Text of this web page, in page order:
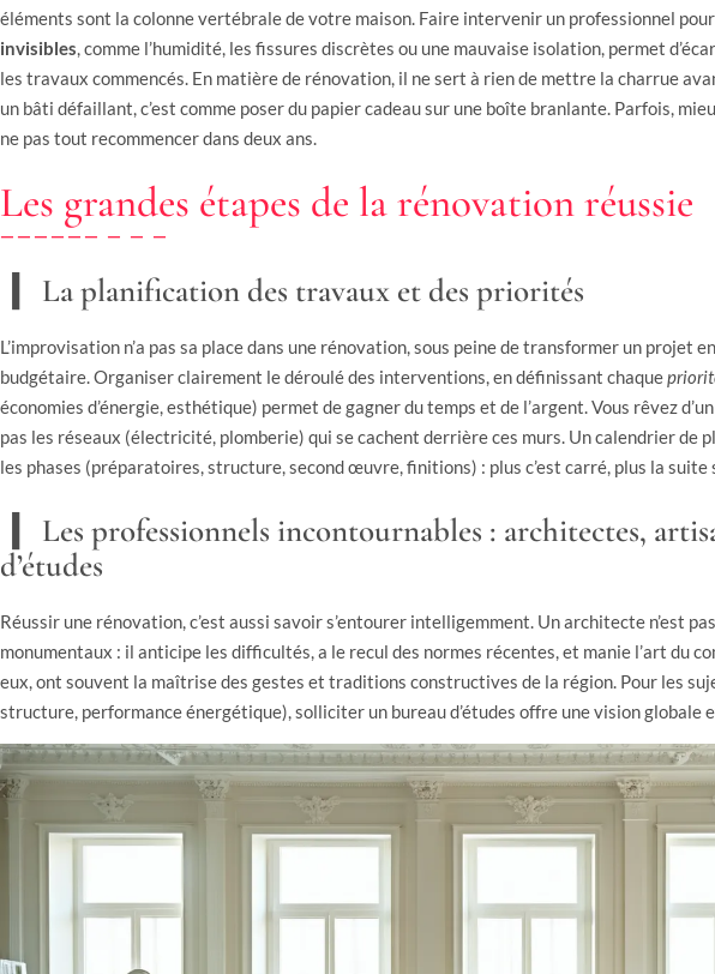
éléments sont la colonne vertébrale de votre maison. Faire intervenir un professionnel pour
invisibles, comme l’humidité, les fissures discrètes ou une mauvaise isolation, permet
les travaux commencés. En matière de rénovation, il ne sert à rien de mettre la charrue
un bâti défaillant, c’est comme poser du papier cadeau sur une boîte branlante. Parfois,
ne pas tout recommencer dans deux ans.
Les grandes étapes de la rénovation réussie
La planification des travaux et des priorités
L’improvisation n’a pas sa place dans une rénovation, sous peine de transformer un projet
budgétaire. Organiser clairement le déroulé des interventions, en définissant chaque
économies d’énergie, esthétique) permet de gagner du temps et de l’argent. Vous rêvez
pas les réseaux (électricité, plomberie) qui se cachent derrière ces murs. Un calendrier de
les phases (préparatoires, structure, second œuvre, finitions) : plus c’est carré, plus la suite
Les professionnels incontournables : architectes,
d’études
Réussir une rénovation, c’est aussi savoir s’entourer intelligemment. Un architecte n’est
monumentaux : il anticipe les difficultés, a le recul des normes récentes, et manie l’art du
eux, ont souvent la maîtrise des gestes et traditions constructives de la région. Pour les
structure, performance énergétique), solliciter un bureau d’études offre une vision globale